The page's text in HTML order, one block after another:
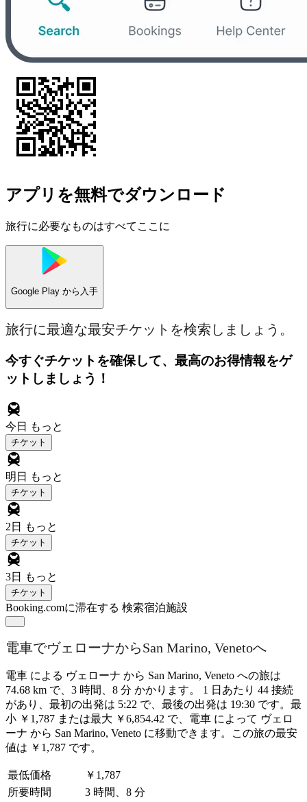
アプリを無料でダウンロード
旅行に必要なものはすべてここに
Google Play から入手
旅行に最適な最安チケットを検索しましょう。
今すぐチケットを確保して、最高のお得情報をゲ
ットしましょう！
今日 もっと
チケット
明日 もっと
チケット
2日 もっと
チケット
3日 もっと
チケット
Booking.comに滞在する 検索宿泊施設
電車でヴェローナからSan Marino, Venetoへ
電車 による ヴェローナ から San Marino, Veneto への旅は
74.68 km で、3 時間、8 分 かかります。 1 日あたり 44 接続
があり、最初の出発は 5:22 で、最後の出発は 19:30 です。最
小 ￥1,787 または最大 ￥6,854.42 で、電車 によって ヴェロ
ーナ から San Marino, Veneto に移動できます。この旅の最安
値は ￥1,787 です。
最低価格
￥1,787
所要時間
3 時間、8 分